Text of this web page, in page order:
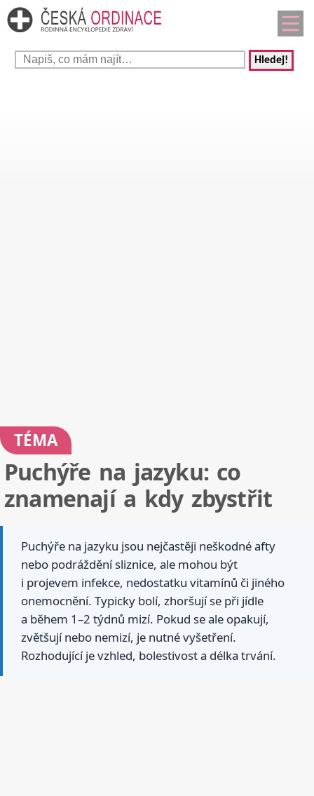
Hledej!
TÉMA
Puchýře na jazyku: co
znamenají a kdy zbystřit
Puchýře na jazyku jsou nejčastěji neškodné afty
nebo podráždění sliznice, ale mohou být
i projevem infekce, nedostatku vitamínů či jiného
onemocnění. Typicky bolí, zhoršují se při jídle
a během 1–2 týdnů mizí. Pokud se ale opakují,
zvětšují nebo nemizí, je nutné vyšetření.
Rozhodující je vzhled, bolestivost a délka trvání.